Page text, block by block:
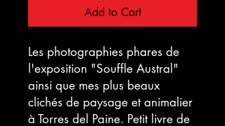
Add to Cart
Les photographies phares de
l'exposition "Souffle Austral"
ainsi que mes plus beaux
clichés de paysage et animalier
à Torres del Paine. Petit livre de